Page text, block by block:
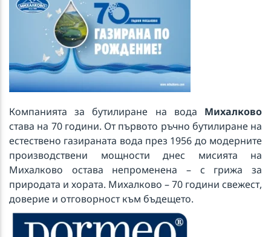
Компанията за бутилиране на вода Михалково
става на 70 години. От първото ръчно бутилиране на
естествено газираната вода през 1956 до модерните
производствени мощности днес мисията на
Михалково остава непроменена – с грижа за
природата и хората. Михалково – 70 години свежест,
доверие и отговорност към бъдещето.